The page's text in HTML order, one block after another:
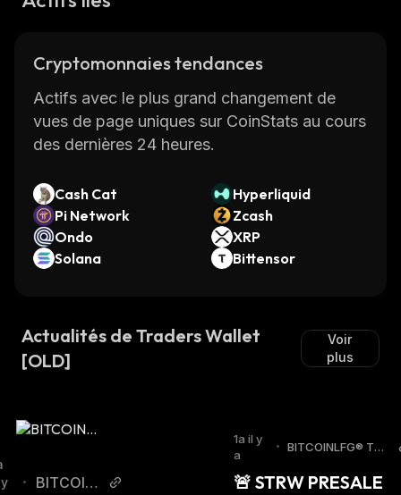
Cryptomonnaies tendances
Actifs avec le plus grand changement de
vues de page uniques sur CoinStats au cours
des dernières 24 heures.
Cash Cat
Hyperliquid
Pi Network
Zcash
Ondo
XRP
Solana
Bittensor
Actualités de Traders Wallet
[OLD]
Voir
plus
•
BITCOIN
1a il y
a
• BITCOINLFG® Twit
🚨 STRW PRESALE